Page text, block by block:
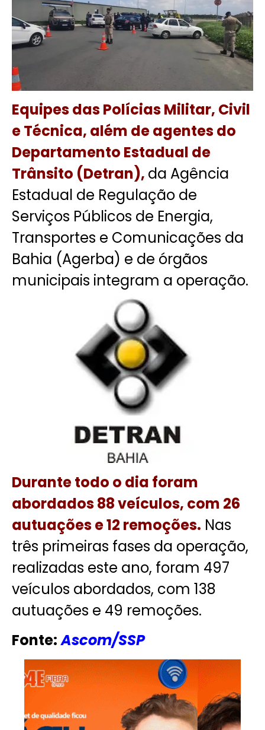
Equipes das Polícias Militar, Civil
e Técnica, além de agentes do
Departamento Estadual de
Trânsito (Detran), da Agência
Estadual de Regulação de
Serviços Públicos de Energia,
Transportes e Comunicações da
Bahia (Agerba) e de órgãos
municipais integram a operação.
Durante todo o dia foram
abordados 88 veículos, com 26
autuações e 12 remoções. Nas
três primeiras fases da operação,
realizadas este ano, foram 497
veículos abordados, com 138
autuações e 49 remoções.
Fonte:Ascom/SSP